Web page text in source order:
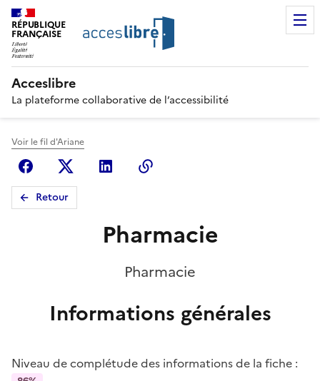
RÉPUBLIQUE
FRANÇAISE
Acceslibre
La plateforme collaborative de l’accessibilité
Voir le fil d'Ariane
FacebookX (anciennement Twitter)
Linkedin
Retour
Pharmacie
Pharmacie
Informations générales
Niveau de complétude des informations de la fiche :